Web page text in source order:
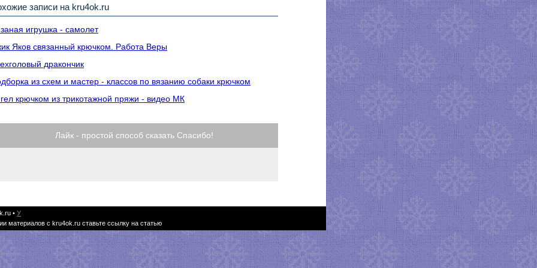
записи на kru4ok.ru
игрушка - самолет
Яков связанный крючком. Работа Веры
дракончик
из схем и мастер - классов по вязанию собаки крючком
крючком из трикотажной пряжи - видео МК
Лайк - простой способ сказать Спасибо!
• У
материалов с kru4ok.ru ставьте ссылку на статью